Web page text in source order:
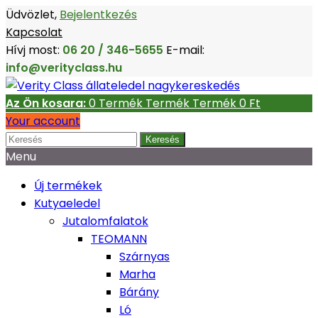
Üdvözlet, Bejelentkezés
Kapcsolat
Hívj most: 06 20 / 346-5655 E-mail:
info@verityclass.hu
Az Ön kosara:0 Termék Termék Termék0 Ft‎
Your account
Keresés
Menu
Új termékek
Kutyaeledel
Jutalomfalatok
TEOMANN
Szárnyas
Marha
Bárány
Ló